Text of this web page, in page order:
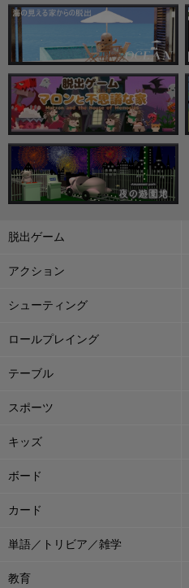
脱出ゲーム
アクション
シューティング
ロールプレイング
テーブル
スポーツ
キッズ
ボード
カード
単語／トリビア／雑学
教育